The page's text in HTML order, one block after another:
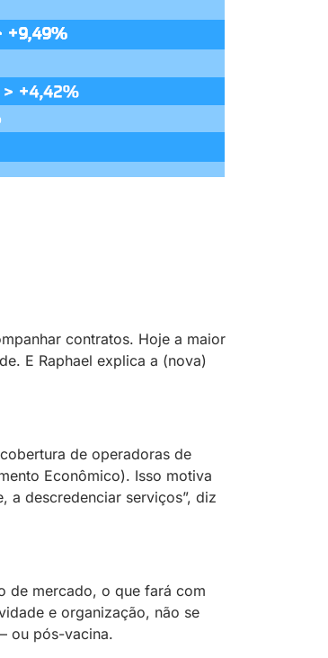
contratos. Hoje a maior
E Raphael explica a (nova)
de operadoras de
Econômico). Isso motiva
a descredenciar serviços”, diz
de mercado, o que fará com
e organização, não se
ou pós-vacina.